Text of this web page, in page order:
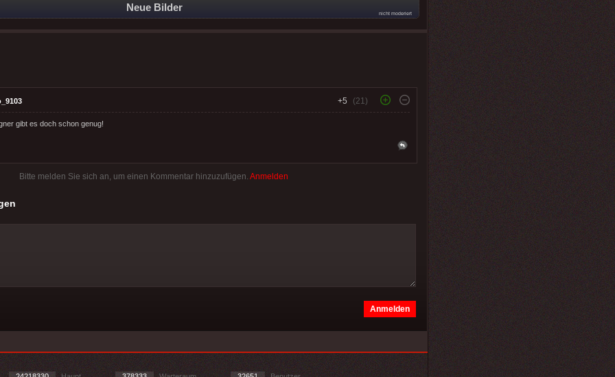
Neue Bilder
nicht moderiert
+5 (21)
gibt es doch schon genug!
Bitte melden Sie sich an, um einen Kommentar hinzuzufügen. Anmelden